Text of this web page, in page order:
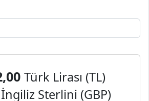
Türk Lirası (TL)
İngiliz Sterlini (GBP)